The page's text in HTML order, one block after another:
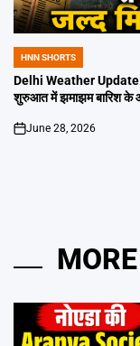
POSTED
IN
HNN SHORTS
Delhi Weather Update:
शुरुआत में झमाझम बारिश के
on
June 28, 2026